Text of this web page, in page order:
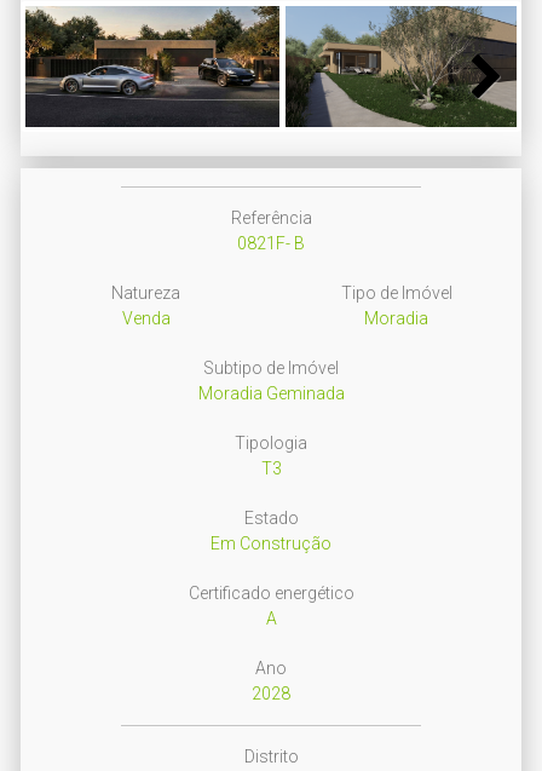
Next
Referência
0821F- B
Natureza
Venda
Tipo de Imóvel
Moradia
Subtipo de Imóvel
Moradia Geminada
Tipologia
T3
Estado
Em Construção
Certificado energético
A
Ano
2028
Distrito